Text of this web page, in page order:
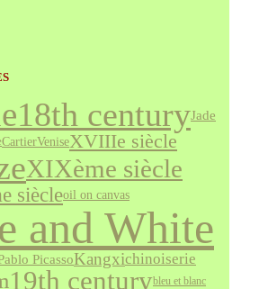
18th centuryJade
CartierVeniseXVIIIe siècle
XIXème siècle
siècleoil on canvas
and White
PicassoKangxichinoiserie
19th centurybleu et blanc